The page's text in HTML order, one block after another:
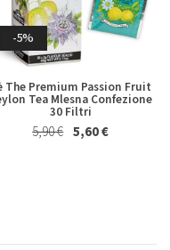
Piatto di Cioccolato al
Latte Majani 250 Gr
24,50 € 24,00 €
-5%
The Premium Passion Fruit
Tea Mlesna Confezione
30 Filtri
5,90 € 5,60 €